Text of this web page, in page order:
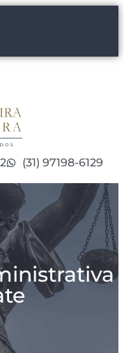
(31) 97198-6129